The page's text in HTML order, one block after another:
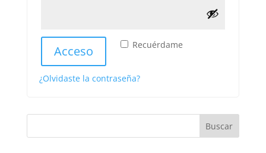
Recuérdame
Acceso
¿Olvidaste la contraseña?